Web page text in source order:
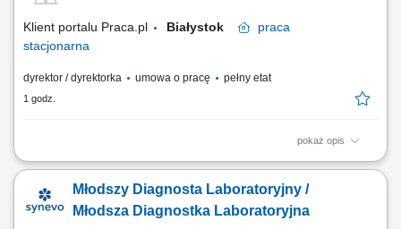
Klient portalu Praca.pl Białystok
praca
stacjonarna
dyrektor / dyrektorka umowa o pracę pełny etat
1 godz.
pokaż opis
Czuwanie nad poprawnym przebiegiem procesu nauczania oraz
koncepcji rozwoju edukacyjnego szkoły, układanie siatki zajęć i kontrola
standardów dydaktycznych. Opracowywanie procedur i sprawne
Młodszy Diagnosta Laboratoryjny /
Młodsza Diagnostka Laboratoryjna